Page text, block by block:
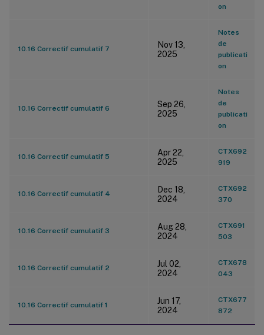
on
10.16 Correctif cumulatif 7
Nov 13,
2025
Notes
de
publicati
on
10.16 Correctif cumulatif 6
Sep 26,
2025
Notes
de
publicati
on
10.16 Correctif cumulatif 5
Apr 22,
2025
CTX692
919
10.16 Correctif cumulatif 4
Dec 18,
2024
CTX692
370
10.16 Correctif cumulatif 3
Aug 28,
2024
CTX691
503
10.16 Correctif cumulatif 2
Jul 02,
2024
CTX678
043
10.16 Correctif cumulatif 1
Jun 17,
2024
CTX677
872